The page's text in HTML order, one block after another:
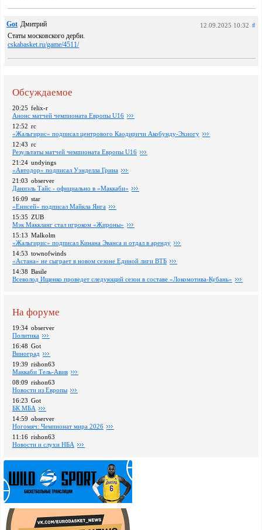
Got Дмитрий 12.09.2025 10:32 #
Статы московского дерби.
cskabasket.ru/game/4511/
Обсуждаемое
20:25 felix-r
Анонс матчей чемпионата Европы U16
12:52 rc
«Жальгирис» подписал центрового Каодиричи Акобунду-Эхиогу
12:43 rc
Pезультаты матчей чемпионата Европы U16
21:24 undyings
«Автодор» подписал Уэнделла Грина
21:03 observer
Даниэль Тайс - официально в «Маккаби»
16:09 star
«Енисей» подписал Майкла Янга
15:35 ZUB
Мэк Маккланг стал игроком «Жироны»
15:13 Malkolm
«Жальгирис» подписал Кинана Эванса и отдал в аренду
14:53 townofwinds
«Астана» не сыграет в новом сезоне Единой лиги ВТБ
14:38 Basile
Всеволод Ищенко проведет следующий сезон в составе «Локомотива-Кубань»
На форуме
19:34 observer
Политика
16:48 Got
Виноград
19:39 rishon63
Маккаби Тель-Авив
08:09 rishon63
Новости из Европы
16:23 Got
БК МБА
14:59 observer
Ногомяч: Чемпионат мира 2026
11:16 rishon63
Новости и слухи НБА